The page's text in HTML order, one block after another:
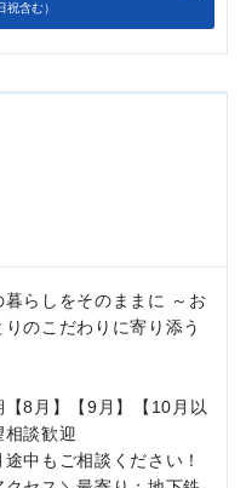
含む）
暮らしをそのままに ～お
のこだわりに寄り添う
8月】【9月】【10月以
相談歓迎
中もご相談ください！